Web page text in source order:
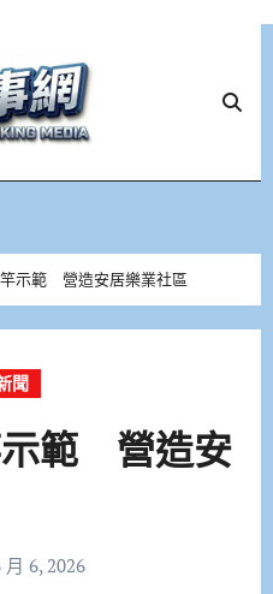
示範 營造安居樂業社區
聞
示範 營造安
月 6, 2026